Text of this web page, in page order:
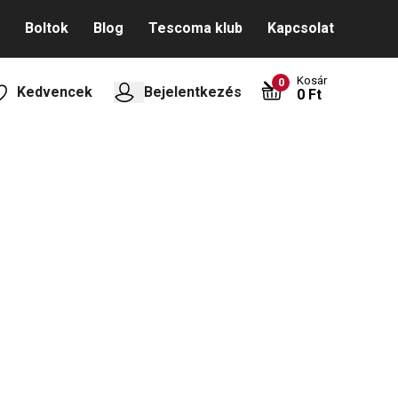
Boltok Blog Tescoma klub Kapcsolat
Kedvencek Bejelentkezés
0 Kosár
0 Ft